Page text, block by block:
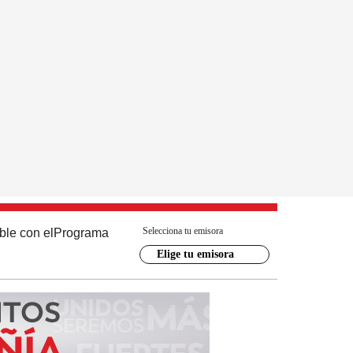
con el Programa Selecciona tu emisora
Elige tu emisora